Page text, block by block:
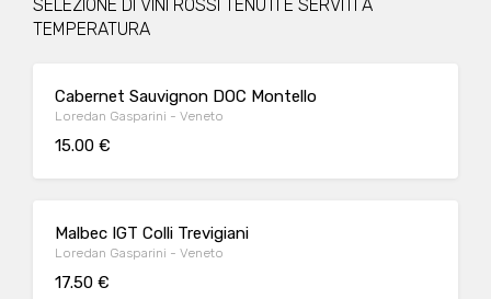
SELEZIONE DI VINI ROSSI TENUTI E SERVITI A
TEMPERATURA
Cabernet Sauvignon DOC Montello
Loredan Gasparini - Veneto
15.00 €
Malbec IGT Colli Trevigiani
Loredan Gasparini - Veneto
17.50 €